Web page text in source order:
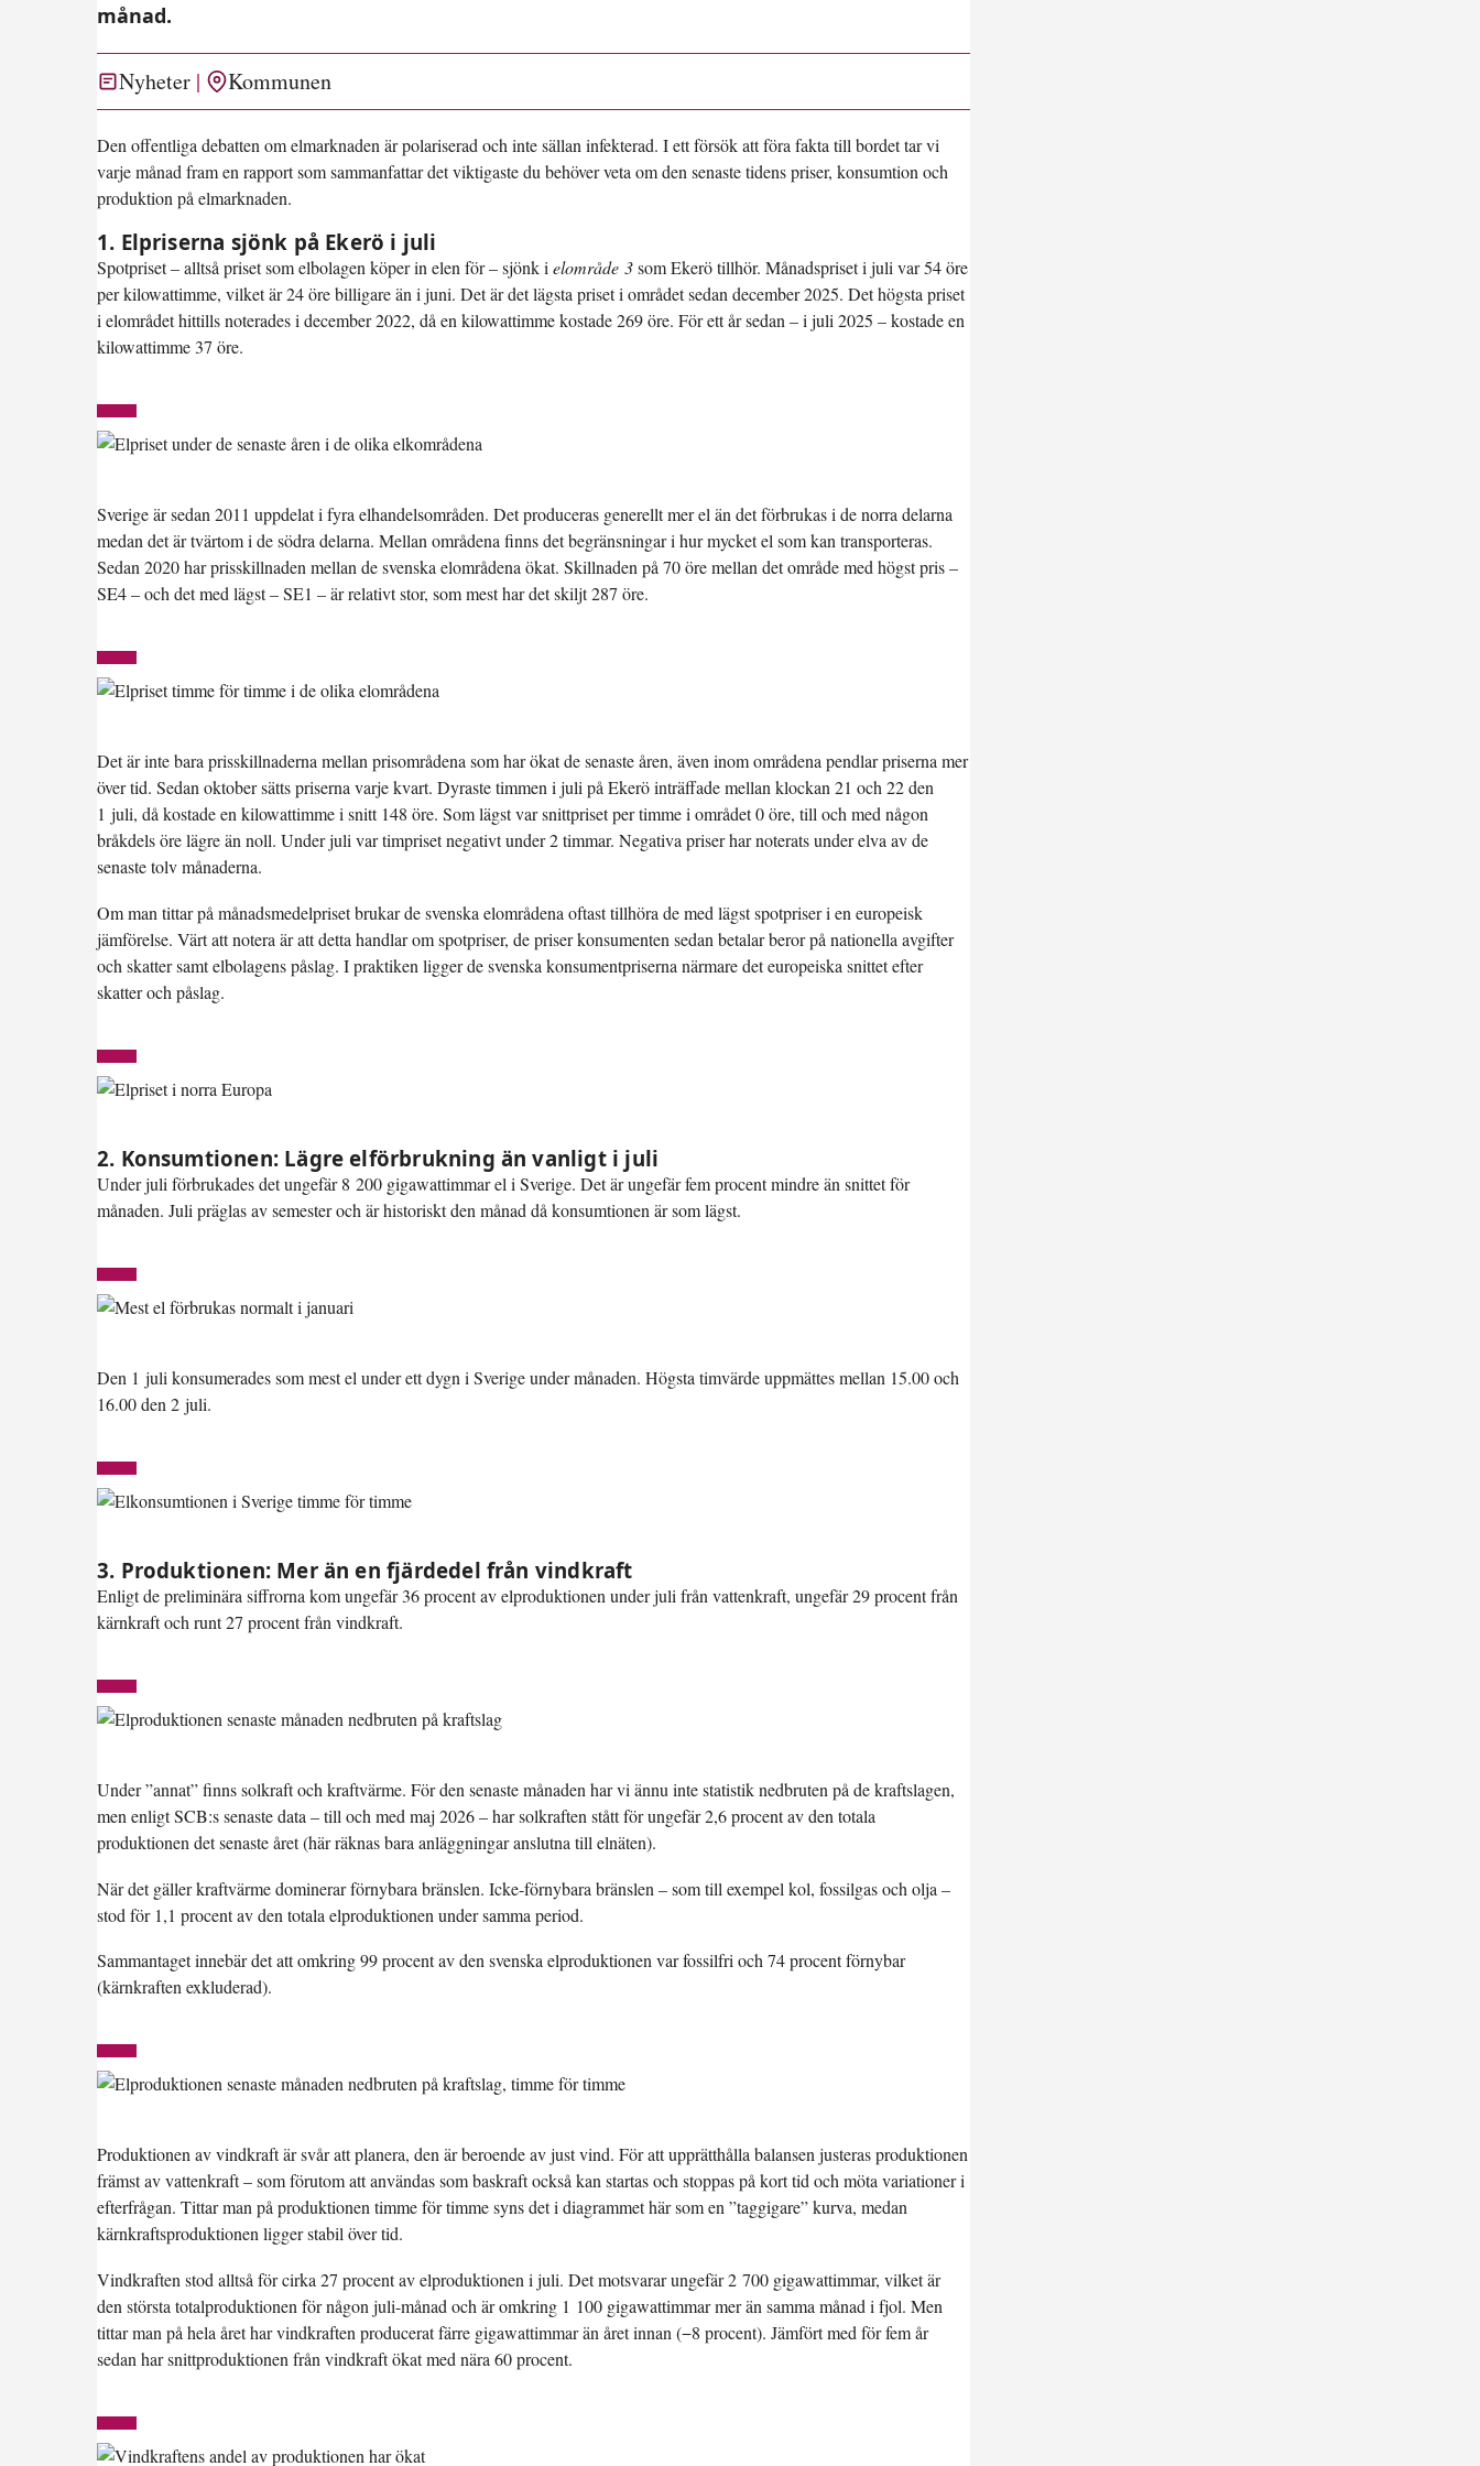
månad.
Nyheter Kommunen
Den offentliga debatten om elmarknaden är polariserad och inte sällan infekterad. I ett försök att föra fakta till bordet tar vi
varje månad fram en rapport som sammanfattar det viktigaste du behöver veta om den senaste tidens priser, konsumtion och
produktion på elmarknaden.
1. Elpriserna sjönk på Ekerö i juli
Spotpriset – alltså priset som elbolagen köper in elen för – sjönk ielområde 3som Ekerö tillhör. Månadspriset i juli var54 öre
per kilowattimme, vilket är 24 öre billigare än i juni. Det är det lägsta priset i området sedan december 2025. Det högsta priset
i elområdet hittills noterades i december 2022, då en kilowattimme kostade 269 öre. För ett år sedan – i juli 2025 – kostade en
kilowattimme 37 öre.
Sverige är sedan 2011 uppdelat i fyra elhandelsområden. Det produceras generellt mer el än det förbrukas i de norra delarna
medan det är tvärtom i de södra delarna. Mellan områdena finns det begränsningar i hur mycket el som kan transporteras.
Sedan 2020 har prisskillnaden mellan de svenska elområdena ökat. Skillnaden på 70 öre mellan det område med högst pris –
SE4 – och det med lägst – SE1 – är relativt stor, som mest har det skiljt 287 öre.
Det är inte bara prisskillnaderna mellan prisområdena som har ökat de senaste åren, även inom områdena pendlar priserna mer
över tid. Sedan oktober sätts priserna varje kvart. Dyraste timmen i juli på Ekerö inträffade mellan klockan 21 och 22 den
1 juli, då kostade en kilowattimme i snitt 148 öre. Som lägst var snittpriset per timme i området 0 öre, till och med någon
bråkdels öre lägre än noll. Under juli var timpriset negativt under 2 timmar. Negativa priser har noterats under elva av de
senaste tolv månaderna.
Om man tittar på månadsmedelpriset brukar de svenska elområdena oftast tillhöra de med lägst spotpriser i en europeisk
jämförelse. Värt att notera är att detta handlar om spotpriser, de priser konsumenten sedan betalar beror på nationella avgifter
och skatter samt elbolagens påslag. I praktiken ligger de svenska konsumentpriserna närmare det europeiska snittet efter
skatter och påslag.
2. Konsumtionen: Lägre elförbrukning än vanligt i juli
Under juli förbrukades det ungefär 8 200 gigawattimmar el i Sverige. Det är ungefärfem procent mindre än snittetför
månaden. Juli präglas av semester och är historiskt den månad då konsumtionen är som lägst.
Den 1 juli konsumerades som mest el under ett dygn i Sverige under månaden. Högsta timvärde uppmättes mellan 15.00 och
16.00 den 2 juli.
3. Produktionen: Mer än en fjärdedel från vindkraft
Enligt de preliminära siffrorna kom ungefär 36 procent av elproduktionen under juli från vattenkraft, ungefär 29 procent från
kärnkraft och runt 27 procent från vindkraft.
Under ”annat” finns solkraft och kraftvärme. För den senaste månaden har vi ännu inte statistik nedbruten på de kraftslagen,
men enligt SCB:s senaste data – till och med maj 2026 – har solkraften stått för ungefär 2,6 procent av den totala
produktionen det senaste året (här räknas bara anläggningar anslutna till elnäten).
När det gäller kraftvärme dominerar förnybara bränslen. Icke-förnybara bränslen – som till exempel kol, fossilgas och olja –
stod för 1,1 procent av den totala elproduktionen under samma period.
Sammantaget innebär det att omkring99 procentav den svenska elproduktionen var fossilfri och 74 procent förnybar
(kärnkraften exkluderad).
Produktionen av vindkraft är svår att planera, den är beroende av just vind. För att upprätthålla balansen justeras produktionen
främst av vattenkraft – som förutom att användas som baskraft också kan startas och stoppas på kort tid och möta variationer i
efterfrågan. Tittar man på produktionen timme för timme syns det i diagrammet här som en ”taggigare” kurva, medan
kärnkraftsproduktionen ligger stabil över tid.
Vindkraften stod alltså för cirka 27 procent av elproduktionen i juli. Det motsvarar ungefär 2 700 gigawattimmar, vilket är
den största totalproduktionen för någon juli-månad och är omkring 1 100 gigawattimmar mer än samma månad i fjol. Men
tittar man på hela året har vindkraften producerat färre gigawattimmar än året innan (−8 procent). Jämfört med för fem år
sedan har snittproduktionen från vindkraft ökat med nära 60 procent.